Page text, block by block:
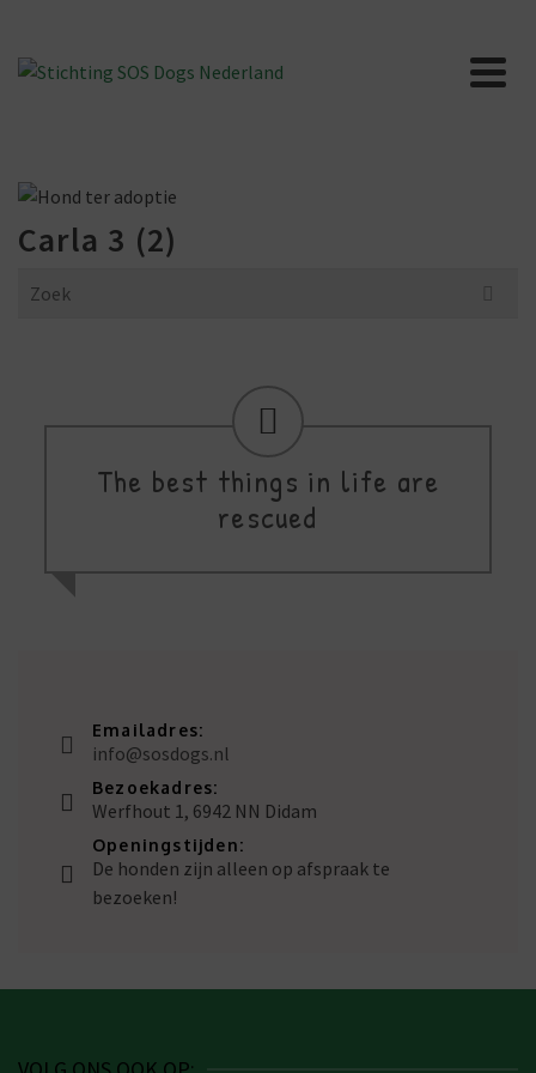
Carla 3 (2)
Search
The best things in life are
rescued
Emailadres:
info@sosdogs.nl
Bezoekadres:
Werfhout 1, 6942 NN Didam
Openingstijden:
De honden zijn alleen op afspraak te
bezoeken!